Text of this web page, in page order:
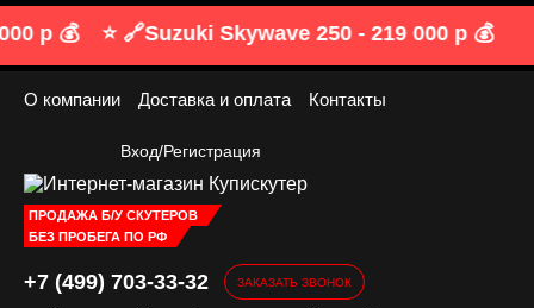
р 💰 ⭐️ 🔗Suzuki Skywave 250 -219 000 р 💰
О компании Доставка и оплата Контакты
Вход/Регистрация
ПРОДАЖА Б/У СКУТЕРОВ
БЕЗ ПРОБЕГА ПО РФ
+7 (499) 703-33-32 ЗАКАЗАТЬ ЗВОНОК